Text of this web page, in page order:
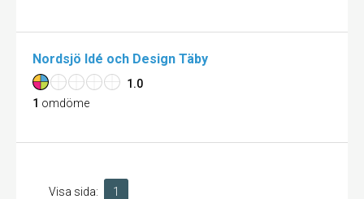
Nordsjö Idé och Design Täby
1.0
1 omdöme
Visa sida: 1